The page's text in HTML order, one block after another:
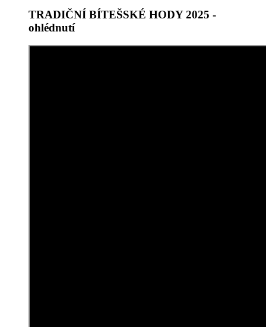
TRADIČNÍ BÍTEŠSKÉ HODY 2025 -
ohlédnutí